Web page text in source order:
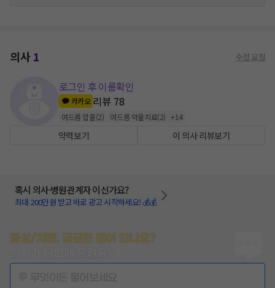
의사1 수정 요청
로그인 후 이름확인
카카오 리뷰 78
여드름 압출(2) 여드름 약물치료(2) +14
약력보기 이 의사 리뷰보기
혹시 의사·병원관계자 이신가요?
최대 200만원 받고 바로 광고 시작하세요! 💰💰
증상/치료, 궁금한 점이 있나요?